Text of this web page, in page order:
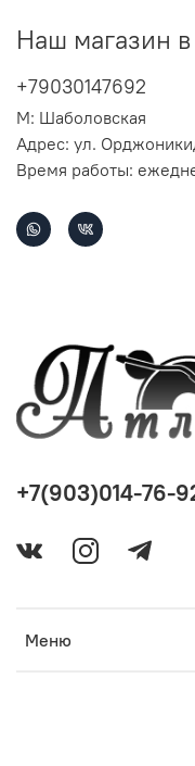
Наш магазин
+79030147692
М: Шаболовская
Адрес: ул.
Время работы:
Меню
+7(903)014-76-